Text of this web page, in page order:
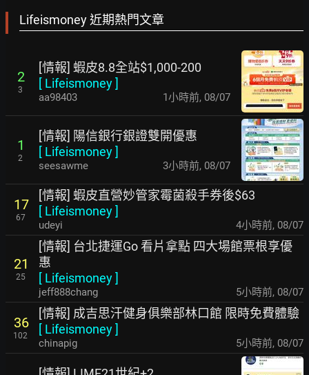
Lifeismoney 近期熱門文章
2
3
[情報] 蝦皮8.8全站$1,000-200
[ Lifeismoney]
aa98403 1小時前, 08/07
1
2
[情報] 陽信銀行銀證雙開優惠
[ Lifeismoney]
seesawme 3小時前, 08/07
17
67
[情報] 蝦皮直營妙管家霉菌殺手券後$63
[ Lifeismoney]
udeyi 4小時前, 08/07
21
25
[情報] 台北捷運Go 看片拿點 四大場館票根享優
惠
[ Lifeismoney]
jeff888chang 5小時前, 08/07
36
102
[情報] 成吉思汗健身俱樂部林口館 限時免費體驗
[ Lifeismoney]
chinapig 5小時前, 08/07